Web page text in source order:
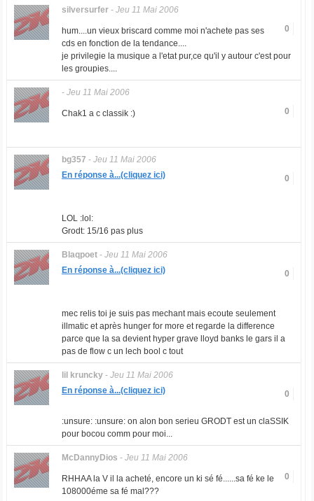
silversurfer- Jeu 11 Mai 2006
0
hum....un vieux briscard comme moi n'achete pas ses
cds en fonction de la tendance....
je privilegie la musique a l'etat pur,ce qu'il y autour c'est pour
les groupies....
- Jeu 11 Mai 2006
0
Chak1 a c classik :)
bg357 - Jeu 11 Mai 2006
0
En réponse à...(cliquez ici)
LOL :lol:
Grodt: 15/16 pas plus
Blaqpoet- Jeu 11 Mai 2006
0
En réponse à...(cliquez ici)
mec relis toi je suis pas mechant mais ecoute seulement
illmatic et après hunger for more et regarde la difference
parce que la sa devient hyper grave lloyd banks le gars il a
pas de flow c un lech bool c tout
lil kruncky- Jeu 11 Mai 2006
0
En réponse à...(cliquez ici)
:unsure: :unsure: on alon bon serieu GRODT est un claSSIK
pour bocou comm pour moi...
McDannyDios - Jeu 11 Mai 2006
0
RHHAA la V il la acheté, encore un ki sé fé......sa fé ke le
108000éme sa fé mal???